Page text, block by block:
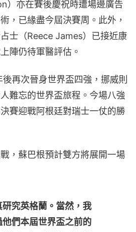
）亦在賽後慶祝時遭場邊廣告
，已緣盡今屆決賽周。此外，
士（Reece James）已接近康
陣仍待軍醫評估。
再次晉身世界盃四強，挪威則
難忘的世界盃旅程。今場八強
賽迎戰阿根廷對瑞士一仗的勝
，蘇巴根預計雙方將展開一場
究英格蘭。當然，我
們本屆世界盃之前的